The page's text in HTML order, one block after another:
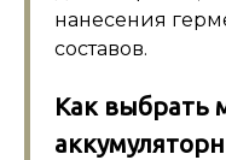
нанесения
составов.
Как выбрать